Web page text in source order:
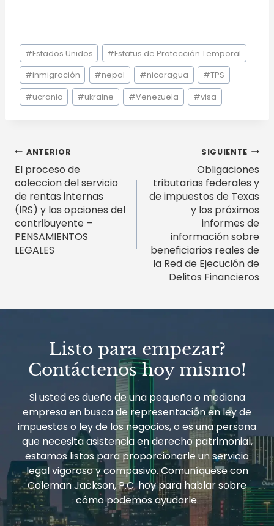
Etiquetas
de
la
entrada:
#Estados Unidos #Estatus de Protección Temporal
#inmigración #nepal #nicaragua #TPS
#ucrania #ukraine #Venezuela #visa
Navegación
de
entradas
ANTERIOR
El proceso de
coleccion del servicio
de rentas internas
(IRS) y las opciones del
contribuyente –
PENSAMIENTOS
LEGALES
SIGUIENTE
Obligaciones
tributarias federales y
de impuestos de Texas
y los próximos
informes de
información sobre
beneficiarios reales de
la Red de Ejecución de
Delitos Financieros
Listo para empezar?
Contáctenos hoy mismo!
Si usted es dueño de una pequeña o mediana
empresa en busca de representación en ley de
impuestos o ley de los negocios, o es una persona
que necesita asistencia en derecho patrimonial,
estamos listos para proporcionarle un servicio
legal vigoroso y compasivo. Comuníquese con
Coleman Jackson, P.C. hoy para hablar sobre
cómo podemos ayudarle.